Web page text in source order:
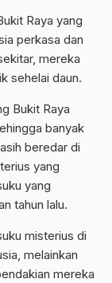
Raya yang
perkasa dan
mereka
sehelai daun.
Bukit Raya
banyak
beredar di
yang
yang
tahun lalu.
misterius di
melainkan
mereka